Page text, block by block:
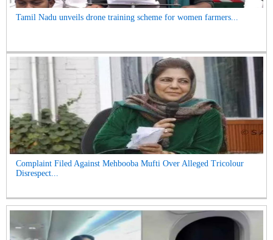
Tamil Nadu unveils drone training scheme for women farmers...
Complaint Filed Against Mehbooba Mufti Over Alleged Tricolour
Disrespect...